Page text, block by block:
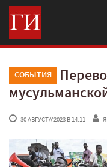
СОБЫТИЯ
30 АВГУСТА'2023 В 14:11